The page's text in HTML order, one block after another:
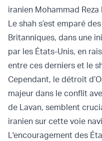
iranien Mohammad
Le shah s’est emparé
Britanniques, dans une
par les États-Unis, en
entre ces derniers et le
Cependant, le détroit
majeur dans le conflit
de Lavan, semblent
iranien sur cette voie
L'encouragement des